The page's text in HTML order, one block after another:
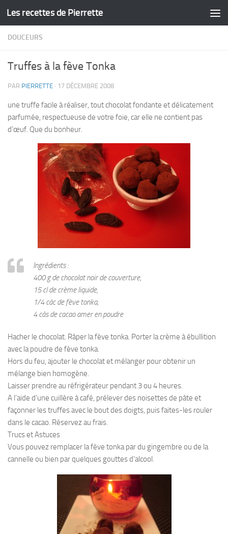
Skip to content
Les recettes de Pierrette
DOUCEURS
Truffes à la fève Tonka
PAR PIERRETTE · 17 DÉCEMBRE 2008
une truffe facile à réaliser, tout chocolat fondante et délicatement
parfumée, respectueuse de votre foie, car elle ne contient pas
d’œuf. Que du bonheur.
Ingrédients :
400 g de chocolat noir de couverture,
15 cl de crème liquide,
1/4 càc de fève tonka,
4 càs de cacao amer en poudre
Hacher le chocolat. Râper la fève tonka. Porter la crème à ébullition
avec la poudre de fève tonka.
Hors du feu, ajouter le chocolat et mélanger pour obtenir un
mélange bien homogène.
Laisser prendre au réfrigérateur pendant 3 ou 4 heures.
A l’aide d’une cuillère à café, prélever des noisettes de pâte et
façonner les truffes avec le bout des doigts, puis faites-les rouler
dans le cacao. Réservez au frais.
Trucs et Astuces
Vous pouvez remplacer la fève tonka par du gingembre ou de la
cannelle ou bien par quelques gouttes d’alcool.